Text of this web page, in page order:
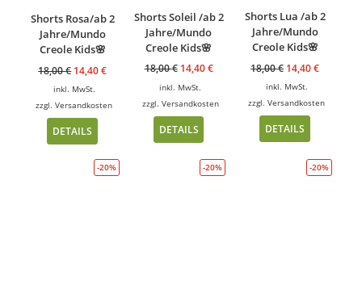
Shorts Rosa/ab 2
Jahre/Mundo
Creole Kids🌸
18,00€ 14,40€
inkl. MwSt.
zzgl.Versandkosten
DETAILS
Shorts Soleil /ab 2
Jahre/Mundo
Creole Kids🌸
18,00€ 14,40€
inkl. MwSt.
zzgl. Versandkosten
DETAILS
Shorts Lua /ab 2
Jahre/Mundo
Creole Kids🌸
18,00€ 14,40€
inkl. MwSt.
zzgl.Versandkosten
DETAILS
-20% -20% -20%